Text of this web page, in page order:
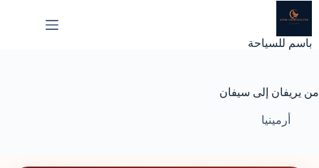
إلى
باسم للسياحة
من يريفان إلى سيفان
أرمينيا